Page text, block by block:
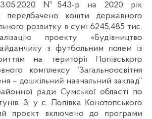
№543-р на 2020 рік
передбачено кошти державного
розвитку в сумі 6245,485 тис.
проекту «Будівництво
з футбольним полем із
на території Попівського
комплексу “Загальноосвітня
– дошкільний навчальний заклад”
ради Сумської області по
3, у с. Попівка Конотопського
проєкт включено до програми